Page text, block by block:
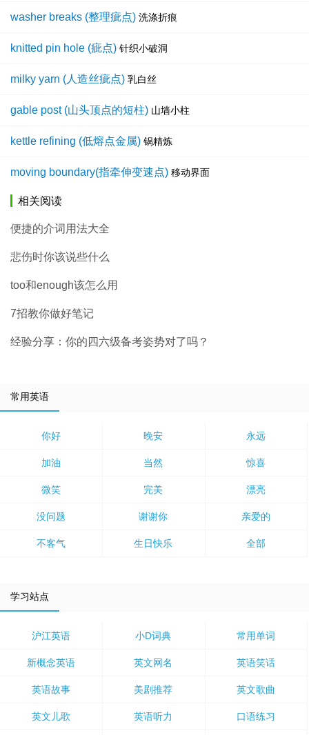
washer breaks (整理疵点) 洗涤折痕
knitted pin hole (疵点) 针织小破洞
milky yarn (人造丝疵点) 乳白丝
gable post (山头顶点的短柱) 山墙小柱
kettle refining (低熔点金属) 锅精炼
moving boundary(指牵伸变速点) 移动界面
相关阅读
便捷的介词用法大全
悲伤时你该说些什么
too和enough该怎么用
7招教你做好笔记
经验分享：你的四六级备考姿势对了吗？
常用英语
你好 晚安 永远
加油 当然 惊喜
微笑 完美 漂亮
没问题 谢谢你 亲爱的
不客气 生日快乐 全部
学习站点
沪江英语 小D词典 常用单词
新概念英语 英文网名 英语笑话
英语故事 美剧推荐 英文歌曲
英文儿歌 英语听力 口语练习